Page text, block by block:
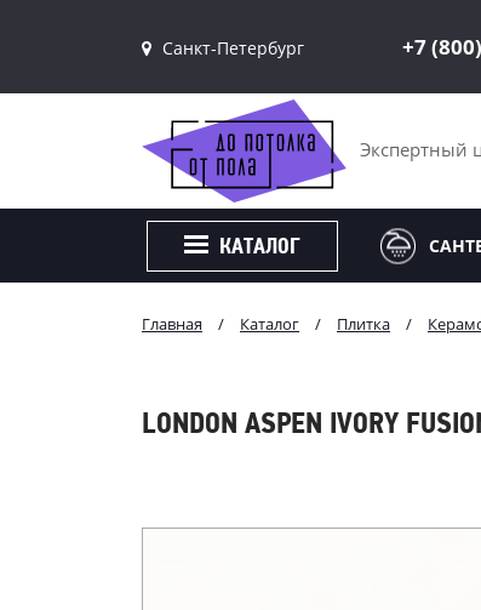
Санкт-Петербург
+7
Экспертный
КАТАЛОГ
Главная / Каталог / Плитка /
LONDON ASPEN IVORY